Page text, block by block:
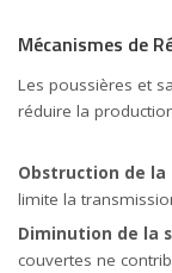
Mécanismes de
Les poussières et
réduire la
Obstruction de
limite la
Diminution de la
couvertes ne